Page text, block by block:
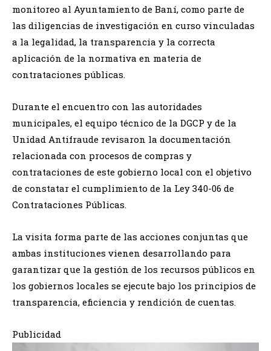
monitoreo al Ayuntamiento de Baní, como parte de
las diligencias de investigación en curso vinculadas
a la legalidad, la transparencia y la correcta
aplicación de la normativa en materia de
contrataciones públicas.
Durante el encuentro con las autoridades
municipales, el equipo técnico de la DGCP y de la
Unidad Antifraude revisaron la documentación
relacionada con procesos de compras y
contrataciones de este gobierno local con el objetivo
de constatar el cumplimiento de la Ley 340-06 de
Contrataciones Públicas.
La visita forma parte de las acciones conjuntas que
ambas instituciones vienen desarrollando para
garantizar que la gestión de los recursos públicos en
los gobiernos locales se ejecute bajo los principios de
transparencia, eficiencia y rendición de cuentas.
Publicidad